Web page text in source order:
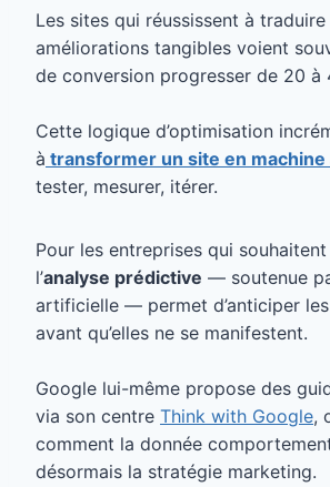
Les sites qui réussissent à
améliorations tangibles voient
de conversion progresser de 20 à
Cette logique d’optimisation
à transformer un site en machine
tester, mesurer, itérer.
Pour les entreprises qui
l’analyse prédictive — soutenue
artificielle — permet d’anticiper
avant qu’elles ne se manifestent.
Google lui-même propose des
via son centre Think with Google,
comment la donnée
désormais la stratégie marketing.